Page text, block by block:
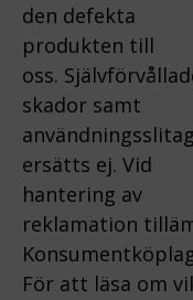
den defekta
produkten till
oss.
skador samt
ersätts ej. Vid
hantering av
reklamation
För att läsa om